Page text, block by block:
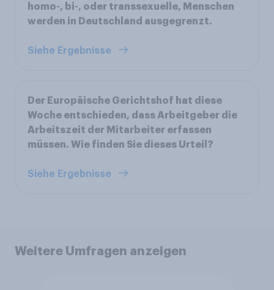
homo-, bi-, oder transsexuelle, Menschen
werden in Deutschland ausgegrenzt.
Siehe Ergebnisse
Der Europäische Gerichtshof hat diese
Woche entschieden, dass Arbeitgeber die
Arbeitszeit der Mitarbeiter erfassen
müssen. Wie finden Sie dieses Urteil?
Siehe Ergebnisse
Weitere Umfragen anzeigen